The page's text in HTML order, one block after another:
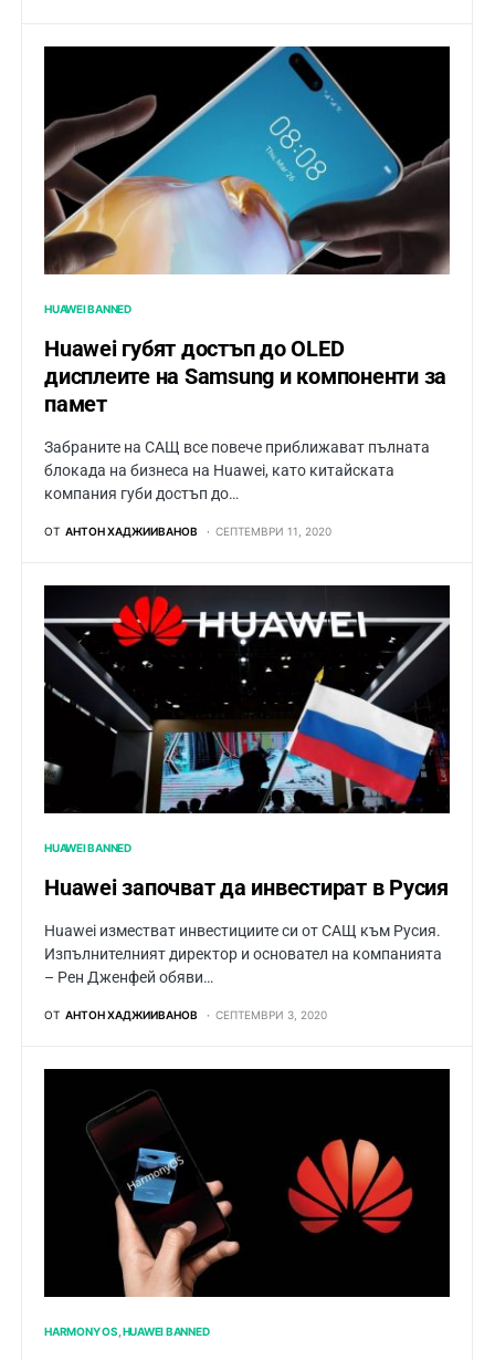
HUAWEI BANNED
Huawei губят достъп до OLED
дисплеите на Samsung и компоненти за
памет
Забраните на САЩ все повече приближават пълната
блокада на бизнеса на Huawei, като китайската
компания губи достъп до…
ОТ АНТОН ХАДЖИИВАНОВ СЕПТЕМВРИ 11, 2020
HUAWEI BANNED
Huawei започват да инвестират в Русия
Huawei изместват инвестициите си от САЩ към Русия.
Изпълнителният директор и основател на компанията
– Рен Дженфей обяви…
ОТ АНТОН ХАДЖИИВАНОВ СЕПТЕМВРИ 3, 2020
HARMONY OS HUAWEI BANNED